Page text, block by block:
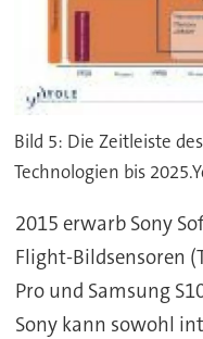
Bild 5: Die Zeitleiste
Technologien bis
2015 erwarb Sony
Flight-Bildsensoren
Pro und Samsung
Sony kann sowohl